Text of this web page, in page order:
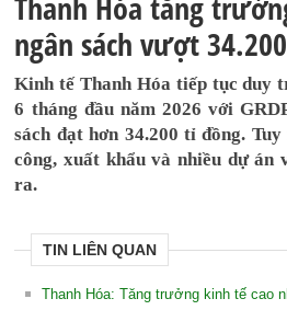
ngân sách vượt
Kinh tế Thanh Hóa tiếp tục duy
6 tháng đầu năm 2026 với
sách đạt hơn 34.200 tỉ đồng.
công, xuất khẩu và nhiều dự án
ra.
TIN LIÊN QUAN
Thanh Hóa: Tăng trưởng kinh tế cao